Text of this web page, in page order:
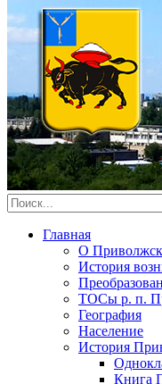
Главная
О
История
ТОСы р. п.
География
Население
История
Книга